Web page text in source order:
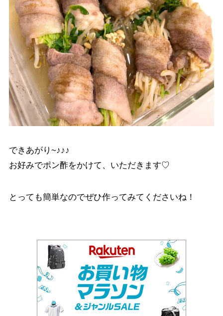
できあがり~♪♪♪
お好みでポン酢をかけて、いただきます♡
とっても簡単なのでぜひ作ってみてくださいね！